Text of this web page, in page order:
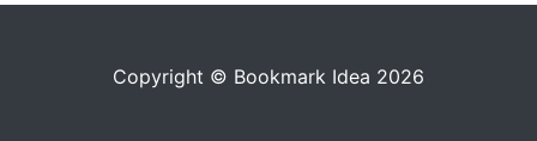
Copyright © Bookmark Idea 2026